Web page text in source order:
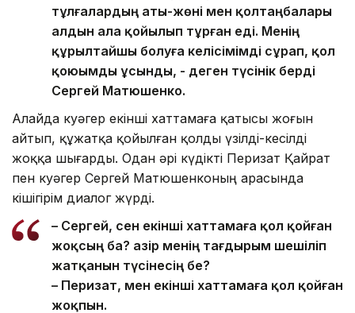
тұлғалардың аты-жөні мен қолтаңбалары
алдын ала қойылып тұрған еді. Менің
құрылтайшы болуға келісімімді сұрап, қол
қоюымды ұсынды, - деген түсінік берді
Сергей Матюшенко.
Алайда куәгер екінші хаттамаға қатысы жоғын
айтып, құжатқа қойылған қолды үзілді-кесілді
жоққа шығарды. Одан әрі күдікті Перизат Қайрат
пен куәгер Сергей Матюшенконың арасында
кішігірім диалог жүрді.
– Сергей, сен екінші хаттамаға қол қойған
жоқсың ба? Қазір менің тағдырым шешіліп
жатқанын түсінесің бе?
– Перизат, мен екінші хаттамаға қол қойған
жоқпын.